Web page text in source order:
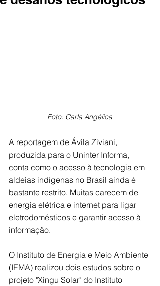
Foto: Carla Angélica
A reportagem de Ávila Ziviani,
produzida para o Uninter Informa,
conta como o acesso à tecnologia em
aldeias indígenas no Brasil ainda é
bastante restrito. Muitas carecem de
energia elétrica e internet para ligar
eletrodomésticos e garantir acesso à
informação.
O Instituto de Energia e Meio Ambiente
(IEMA) realizou dois estudos sobre o
projeto "Xingu Solar" do Instituto